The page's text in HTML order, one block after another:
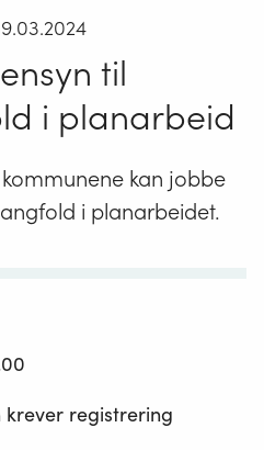
til
i planarbeid
kan jobbe
i planarbeidet.
krever registrering